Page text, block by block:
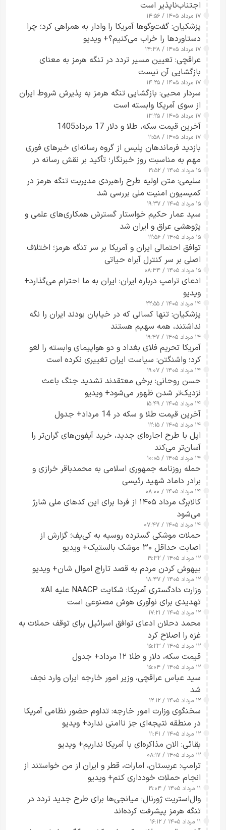
اجتناب‌ناپذیر است
۱۷ مرداد ۱۴۰۵ / ۱۴:۵۶
پزشکیان: گفت‌وگوها آمریکا را وادار به همراهی کرد؛ چرا
دستاوردها را خراب می‌کنیم؟+ ویدیو
۱۷ مرداد ۱۴۰۵ / ۱۴:۳۸
عراقچی: تعیین مسیر تردد در تنگه هرمز به معنای
بازگشایی آن نیست
۱۷ مرداد ۱۴۰۵ / ۱۴:۲۵
سردار محبی: بازگشایی تنگه هرمز به پذیرش شروط ایران
از سوی آمریکا وابسته است
۱۷ مرداد ۱۴۰۵ / ۱۳:۲۵
آخرین قیمت سکه، طلا و دلار 17 مرداد1405
۱۷ مرداد ۱۴۰۵ / ۱۱:۵۸
بازدید فرماندهان پلیس از گروه رسانه‌ای خبرهای فوری
مهم به مناسبت روز خبرنگار؛ تأکید بر نقش رسانه در
تقویت امنیت و اعتماد عمومی
۱۵ مرداد ۱۴۰۵ / ۱۹:۵۲
سلیمی: متن اولیه طرح راهبردی مدیریت تنگه هرمز در
کمیسیون امنیت ملی بررسی شد
۱۵ مرداد ۱۴۰۵ / ۱۹:۳۷
سید عمار حکیم خواستار گسترش همکاری‌های علمی و
پژوهشی عراق و ایران شد
۱۵ مرداد ۱۴۰۵ / ۱۲:۵۶
توافق احتمالی ایران و آمریکا بر سر تنگه هرمز؛ اختلاف
اصلی بر سر کنترل آبراه حیاتی
۱۵ مرداد ۱۴۰۵ / ۰۸:۳۴
ادعای ترامپ درباره ایران: ایران به ما احترام می‌گذارد+
ویدیو
۱۴ مرداد ۱۴۰۵ / ۲۲:۵۵
پزشکیان: تنها کسانی که در خیابان بودند ایران را نگه
نداشتند، همه سهیم هستند
۱۴ مرداد ۱۴۰۵ / ۱۹:۴۷
آمریکا تحریم فلای بغداد و دو هواپیمای وابسته را لغو
کرد؛ واشنگتن: سیاست ایران تغییری نکرده است
۱۴ مرداد ۱۴۰۵ / ۱۹:۰۷
حسن روحانی: برخی معتقدند تشدید جنگ باعث
نزدیک‌تر شدن ظهور می‌شود+ ویدیو
۱۴ مرداد ۱۴۰۵ / ۱۵:۴۹
آخرین قیمت طلا و سکه در 14 مرداد+ جدول
۱۴ مرداد ۱۴۰۵ / ۱۲:۱۵
اپل با طرح اجاره‌ای جدید، خرید آیفون‌های گران‌تر را
آسان‌تر می‌کند
۱۴ مرداد ۱۴۰۵ / ۱۰:۰۵
حمله روزنامه جمهوری اسلامی به محمدباقر خرازی و
برادر داماد شهید رئیسی
۱۴ مرداد ۱۴۰۵ / ۰۸:۰۰
کالابرگ مرداد ۱۴۰۵ از فردا برای این کدهای ملی شارژ
می‌شود
۱۴ مرداد ۱۴۰۵ / ۰۷:۴۷
حملات موشکی گسترده روسیه به کی‌یف؛ گزارش از
اصابت حداقل ۳۰ موشک بالستیک+ ویدیو
۱۲ مرداد ۱۴۰۵ / ۱۹:۳۲
بیهوش کردن مردم به قصد تاراج اموال شان+ ویدیو
۱۲ مرداد ۱۴۰۵ / ۱۸:۴۷
وزارت دادگستری آمریکا: شکایت NAACP علیه xAI
تهدیدی برای نوآوری هوش مصنوعی است
۱۲ مرداد ۱۴۰۵ / ۱۷:۲۱
محمد دحلان ادعای توافق اسرائیل برای توقف حملات به
غزه را اصلاح کرد
۱۲ مرداد ۱۴۰۵ / ۱۵:۲۳
قیمت سکه، دلار و طلا ۱۲ مرداد+ جدول
۱۲ مرداد ۱۴۰۵ / ۱۵:۰۴
سید عباس عراقچی، وزیر امور خارجه ایران وارد نجف
شد
۱۲ مرداد ۱۴۰۵ / ۱۲:۱۲
سخنگوی وزارت امور خارجه: تداوم حضور نظامی آمریکا
در منطقه نتیجه‌ای جز ناامنی ندارد+ ویدیو
۱۲ مرداد ۱۴۰۵ / ۱۱:۴۱
بقائی: الان مذاکره‌ای با آمریکا نداریم+ ویدیو
۱۲ مرداد ۱۴۰۵ / ۰۸:۱۷
ترامپ: عربستان، امارات، قطر و ایران از من خواستند از
انجام حملات خودداری کنم+ ویدیو
۱۱ مرداد ۱۴۰۵ / ۱۹:۰۴
وال‌استریت ژورنال: میانجی‌ها برای طرح جدید تردد در
تنگه هرمز پیشرفت کرده‌اند
۱۱ مرداد ۱۴۰۵ / ۱۶:۱۲